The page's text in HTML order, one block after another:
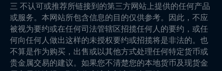
三 不认可或推荐所链接到的第三方网站上提供的任何产品
或服务。本网站所包含信息的目的仅供参考。因此，不应
被视为要约或在任何司法管辖区招揽任何人的要约，或任
何向任何人做出这样的未授权要约或招揽将是非法的。也
不算是作为购买，出售或以其他方式处理任何特定货币或
贵金属交易的建议。如果您不清楚您的本地货币及现货金